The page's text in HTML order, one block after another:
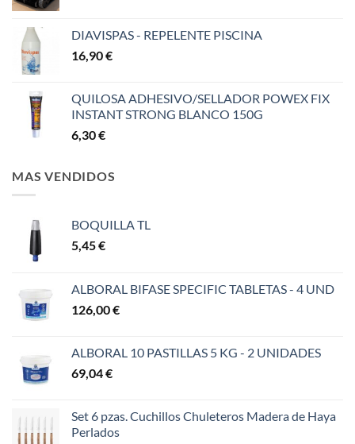
DIAVISPAS - REPELENTE PISCINA
16,90€
QUILOSA ADHESIVO/SELLADOR POWEX FIX
INSTANT STRONG BLANCO 150G
6,30€
MAS VENDIDOS
BOQUILLA TL
5,45€
ALBORAL BIFASE SPECIFIC TABLETAS - 4 UND
126,00€
ALBORAL 10 PASTILLAS 5 KG - 2 UNIDADES
69,04€
Set 6 pzas. Cuchillos Chuleteros Madera de Haya
Perlados